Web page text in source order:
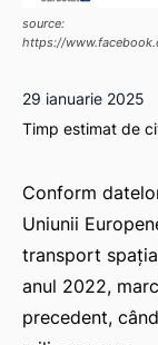
source:
https://
29 ianuarie 2025
Timp estimat de
Conform
Uniunii
transport
anul 2022,
precedent,